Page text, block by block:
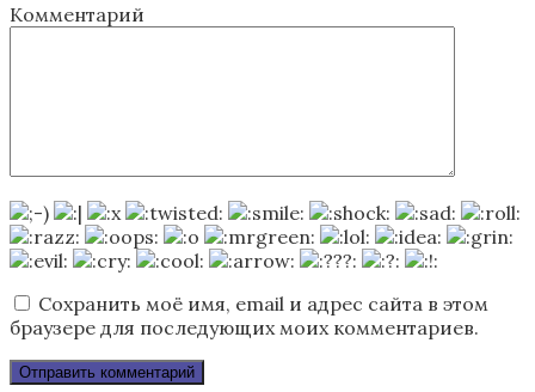
Комментарий
Сохранить моё имя, email и адрес сайта в этом
браузере для последующих моих комментариев.